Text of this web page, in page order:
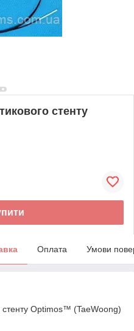
стенту
Оплата Умови
стенту Optimos™ (TaeWoong)